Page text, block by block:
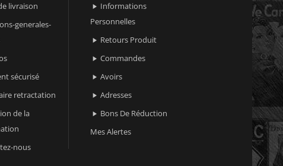
livraison
generales-
sécurisé
retractation
de la
nous
 Informations
Personnelles
 Retours Produit
 Commandes
 Avoirs
 Adresses
 Bons De Réduction
Mes Alertes